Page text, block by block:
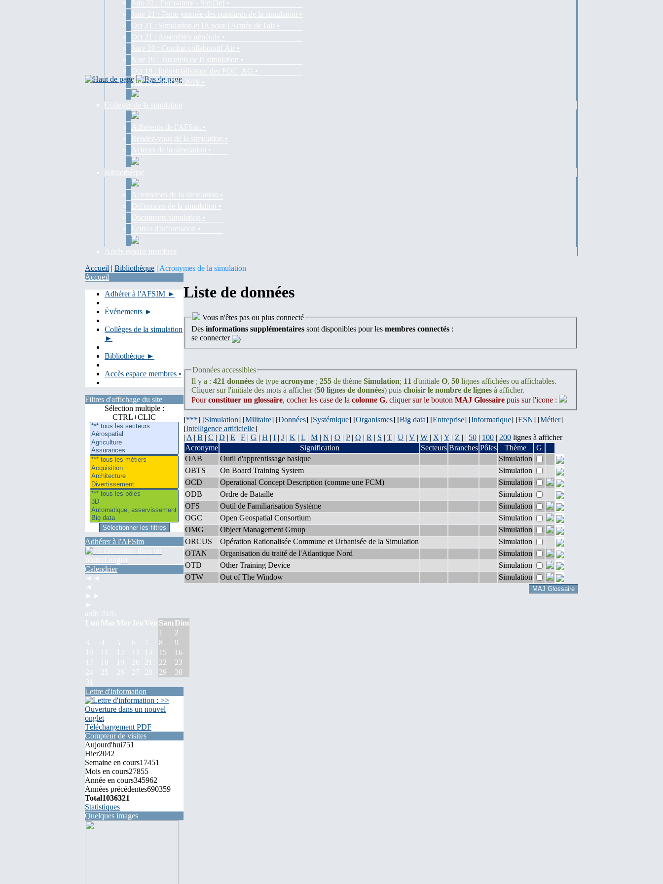
Juin 22 : Eurosatory - SimDef •
Janv 21 : 7ème journée des standards de la simulation •
Oct 21 : Simulation et IA pour l'Armée de l'air •
Oct 21 : Assemblée générale •
Janv 20 : Combat collaboratif Air •
Nov 19 : Tutoriels de la simulation •
Oct 19 : Industrialisation des POC, AG •
Juil 19 : SimDef 2019 •
Collèges de la simulation
Adhérents de l'AFSim •
Rendez-vous de la simulation •
Acteurs de la simulation •
Bibliothèque
Acronymes de la simulation •
Définitions de la simulation •
Documents simulation •
Lettres d'information •
Accès espace membres
Accueil | Bibliothèque | Acronymes de la simulation
Accueil
Adhérer à l'AFSIM ►
Événements ►
Collèges de la simulation
►
Bibliothèque ►
Accès espace membres •
Filtres d'affichage du site
Sélection multiple :
CTRL+CLIC
Adhérer à l'AFSim
Calendrier
◄◄
◄
►►
►
août 2026
Lun Mar Mer Jeu Ven Sam Dim
1
2
3
4 5 6 7 8
9
10
11 12 13 14 15
16
17
18 19 20 21 22
23
24
25 26 27 28 29
30
31
Lettre d'information
Téléchargement PDF
Compteur de visites
Aujourd'hui751
Hier2042
Semaine en cours17451
Mois en cours27855
Année en cours345962
Années précédentes690359
Total1036321
Statistiques
Quelques images
Liste de données
Vous n'êtes pas ou plus connecté
Des informations supplémentaires sont disponibles pour les membres connectés :
se connecter
.
Données accessibles
Il y a : 421 données de type acronyme ; 255 de thème Simulation; 11 d'initiale O, 50 lignes affichées ou affichables.
Cliquer sur l'initiale des mots à afficher (50 lignes de données) puis choisir le nombre de lignes à afficher.
Pourconstituer un glossaire, cocher les case de la colonne G, cliquer sur le bouton MAJ Glossaire puis sur l'icone :
[***] [Simulation] [Militaire] [Données] [Systémique] [Organismes] [Big data] [Entreprise] [Informatique] [ESN] [Métier]
[Intelligence artificielle]
| A | B | C | D | E | F | G | H | I | J | K | L | M | N | O | P| Q | R | S | T | U | V | W | X | Y | Z | | 50 | 100 | 200 lignes à afficher
Acronyme
Signification Secteurs Branches Pôles Thème
G
OAB
Outil d'apprentissage basique
Simulation
OBTS
On Board Training System
Simulation
OCD
Operational Concept Description (comme une FCM)
Simulation
ODB
Ordre de Bataille
Simulation
OFS
Outil de Familiarisation Système
Simulation
OGC
Open Geospatial Consortium
Simulation
OMG
Object Management Group
Simulation
ORCUS
Opération Rationalisée Commune et Urbanisée de la Simulation
Simulation
OTAN
Organisation du traité de l'Atlantique Nord
Simulation
OTD
Other Training Device
Simulation
OTW
Out of The Window Simulation